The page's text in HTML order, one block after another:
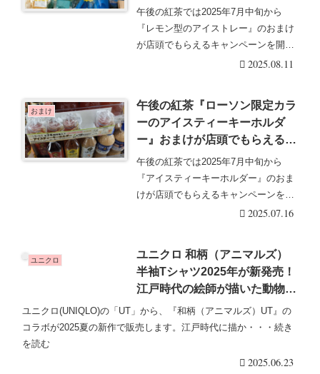
全4種類！目黒蓮さんのファン
にもオススメ！
午後の紅茶では2025年7月中旬から
『レモン型のアイストレー』のおまけ
が店頭でもらえるキャンペーンを開催
しています！夏の・・・続きを読む
2025.08.11
おまけ
午後の紅茶『ローソン限定カラ
ーのアイスティーキーホルダ
ー』おまけが店頭でもらえるキ
ャンペーン開催店はどこ？
2025/7/15よりスタート！
午後の紅茶では2025年7月中旬から
『アイスティーキーホルダー』のおま
けが店頭でもらえるキャンペーンをロ
ーソン限定で開催・・・続きを読む
2025.07.16
ユニクロ
ユニクロ 和柄（アニマルズ）
半袖Tシャツ2025年が新発売！
江戸時代の絵師が描いた動物た
ちの木版画デザインで登場！9
月より新デザインが追加！
ユニクロ(UNIQLO)の「UT」から、『和柄（アニマルズ）UT』の
コラボが2025夏の新作で販売します。江戸時代に描か・・・続き
を読む
2025.06.23